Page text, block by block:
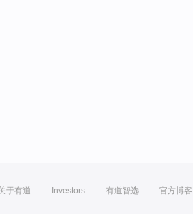
于有道 Investors 有道智选 官方博客